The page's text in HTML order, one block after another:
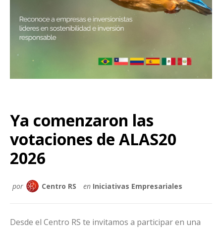
Ya comenzaron las
votaciones de ALAS20
2026
por Centro RS en Iniciativas Empresariales
Desde el Centro RS te invitamos a participar en una